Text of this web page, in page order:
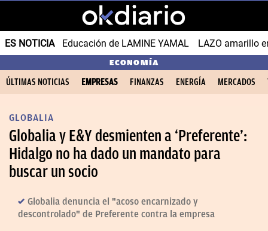
ES NOTICIA Educación de LAMINE YAMAL LAZO amarillo
ECONOMÍA
ÚLTIMAS NOTICIAS EMPRESAS FINANZAS ENERGÍA MERCADOS
GLOBALIA
Globalia y E&Y desmienten a ‘Preferente’:
Hidalgo no ha dado un mandato para
buscar un socio
Globalia denuncia el "acoso encarnizado y
descontrolado" de Preferente contra la empresa